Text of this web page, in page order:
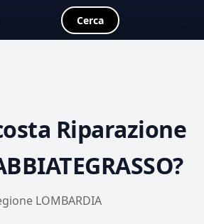
Cerca
Riparazione
LOMBARDIA